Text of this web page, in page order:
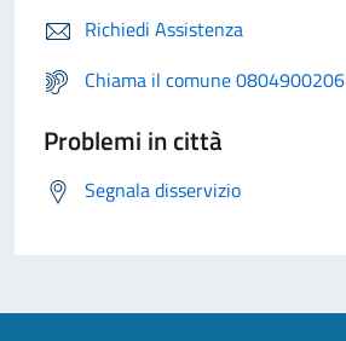
Richiedi Assistenza
Chiama il comune 0804900206
Problemi in città
Segnala disservizio